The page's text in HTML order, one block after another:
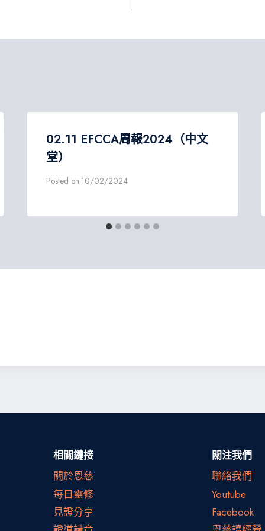
02.11 EFCCA周報2024（中文
堂）
Posted on 10/02/2024
相關鏈接
關於恩慈
每日靈修
見證分享
關注我們
聯絡我們
Youtube
Facebook